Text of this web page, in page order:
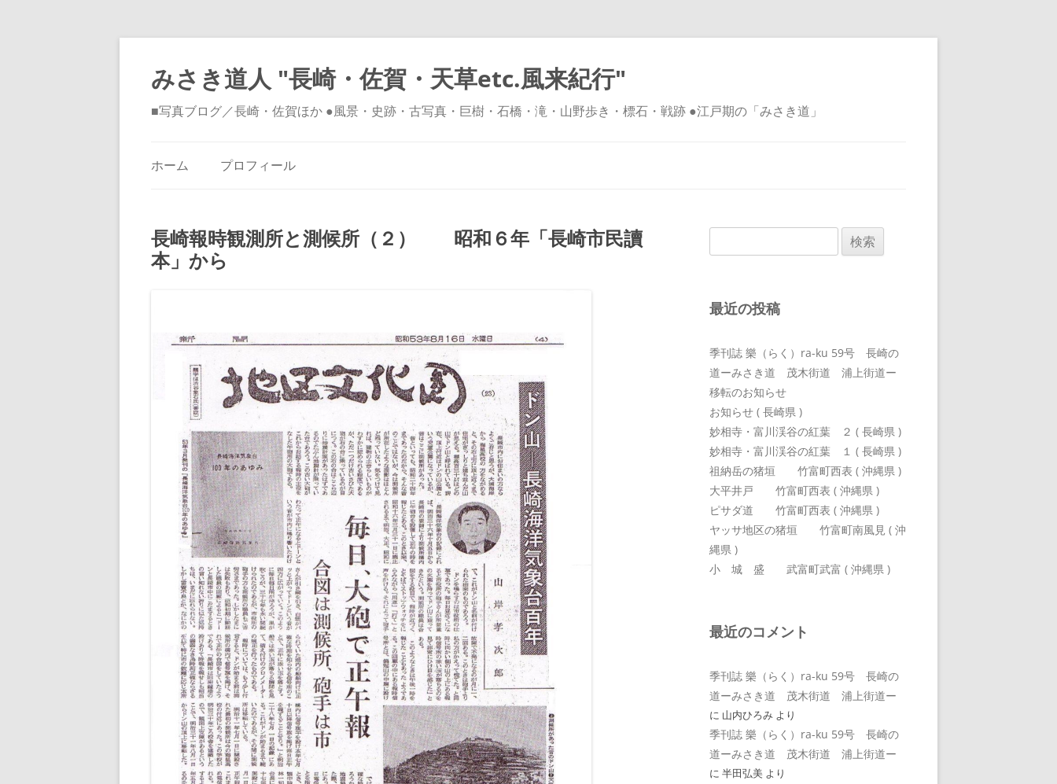
みさき道人 "長崎・佐賀・天草etc.風来紀行"
■写真ブログ／長崎・佐賀ほか ●風景・史跡・古写真・巨樹・石橋・滝・山野歩き・標石・戦跡 ●江戸期の「みさき道」
プ
ホーム プロフィール
長崎報時観測所と測候所（２） 昭和６年「長崎市民讀
本」から
索:
最近の投稿
季刊誌 樂（らく）ra-ku 59号 長崎の
道ーみさき道 茂木街道 浦上街道ー
移転のお知らせ
お知らせ ( 長崎県 )
妙相寺・富川渓谷の紅葉 ２ ( 長崎県 )
妙相寺・富川渓谷の紅葉 １ ( 長崎県 )
祖納岳の猪垣 竹富町西表 ( 沖縄県 )
大平井戸 竹富町西表 ( 沖縄県 )
ピサダ道 竹富町西表 ( 沖縄県 )
ヤッサ地区の猪垣 竹富町南風見 ( 沖
縄県 )
小 城 盛 武富町武富 ( 沖縄県 )
最近のコメント
季刊誌 樂（らく）ra-ku 59号 長崎の
道ーみさき道 茂木街道 浦上街道ー
に 山内ひろみ より
季刊誌 樂（らく）ra-ku 59号 長崎の
道ーみさき道 茂木街道 浦上街道ー
に 半田弘美 より